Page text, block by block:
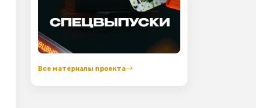
Все материалы проекта